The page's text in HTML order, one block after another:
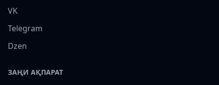
VK
Telegram
Dzen
ЗАҢИ АҚПАРАТ